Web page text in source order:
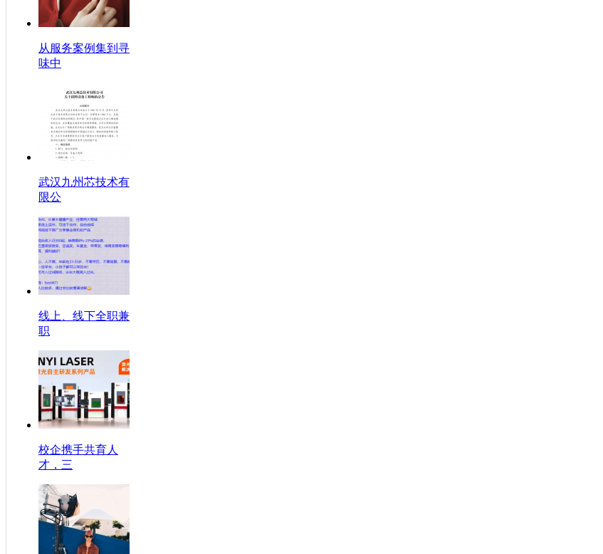
从服务案例集到寻
味中
武汉九州芯技术有
限公
线上、线下全职兼
职
校企携手共育人
才，三